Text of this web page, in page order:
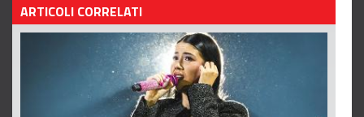
ARTICOLI CORRELATI